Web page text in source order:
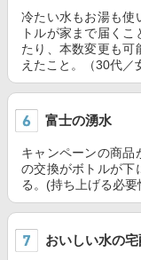
冷たい水もお湯も使
トルが家まで届く
たり、本数変更も可
えたこと。（30代／
富士の湧水
キャンペーンの商品
の交換がボトルが下
る。(持ち上げる必要
おいしい水の